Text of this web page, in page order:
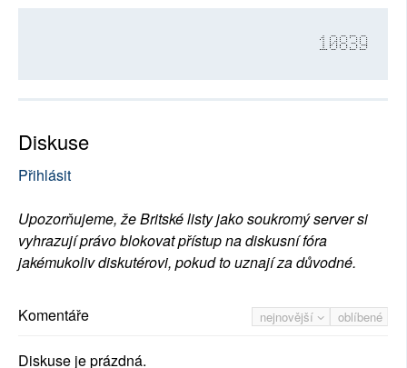
10839
Diskuse
Přihlásit
Upozorňujeme, že Britské listy jako soukromý server si
vyhrazují právo blokovat přístup na diskusní fóra
jakémukoliv diskutérovi, pokud to uznají za důvodné.
nejnovější oblíbené
Komentáře
Diskuse je prázdná.